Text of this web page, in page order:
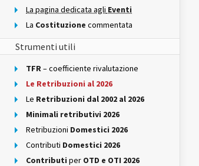
La pagina dedicata agli Eventi
La Costituzione commentata
Strumenti utili
TFR– coefficiente rivalutazione
Le Retribuzioni al 2026
Le Retribuzioni dal 2002 al 2026
Minimali retributivi 2026
Retribuzioni Domestici 2026
Contributi Domestici 2026
Contributi per OTD e OTI 2026